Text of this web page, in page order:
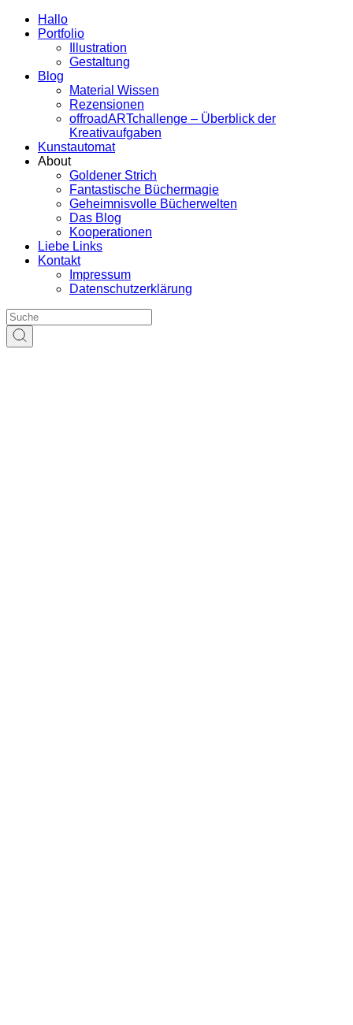
Hallo
Portfolio
Illustration
Gestaltung
Blog
Material Wissen
Rezensionen
offroadARTchallenge – Überblick der
Kreativaufgaben
Kunstautomat
About
Goldener Strich
Fantastische Büchermagie
Geheimnisvolle Bücherwelten
Das Blog
Kooperationen
Liebe Links
Kontakt
Impressum
Datenschutzerklärung